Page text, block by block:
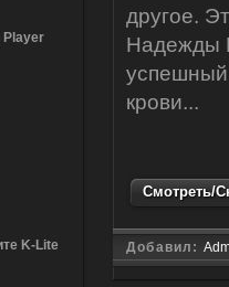
другое.
Надежды
успешный
крови...
Смотреть/
Добавил:
Player
K-Lite